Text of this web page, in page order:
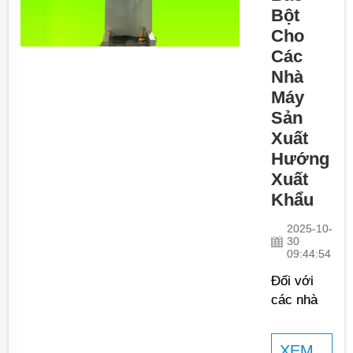
nhận thức
được nhu
cầu phải
luôn đi
đầu về
công nghệ
để đáp
ứng các
yêu cầu
thị trường
đang thay
đổi. Trong
hành trình
sự đổi
mới...
Bột
Cho
Các
Nhà
Máy
Sản
Xuất
Hướng
Xuất
Khẩu
2025-10-
30
09:44:54
Đối với
các nhà
hướng